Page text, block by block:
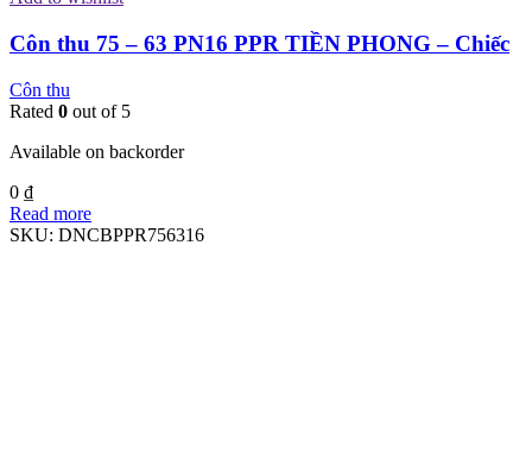
Côn thu 75 – 63 PN16 PPR TIỀN PHONG – Chiếc
Côn thu
Rated 0 out of 5
Available on backorder
0 ₫
Read more
SKU: DNCBPPR756316